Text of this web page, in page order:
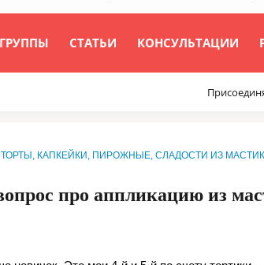
ГРУППЫ СТАТЬИ КОНСУЛЬТАЦИИ
ТОРТЫ, КАПКЕЙКИ, ПИРОЖНЫЕ, СЛАДОСТИ ИЗ
про аппликацию из